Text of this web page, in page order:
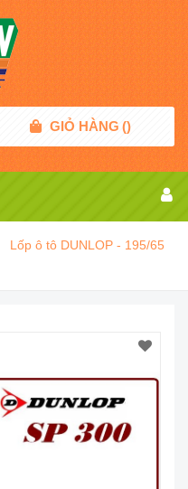
GIỎ HÀNG ()
Lốp ô tô DUNLOP - 195/65